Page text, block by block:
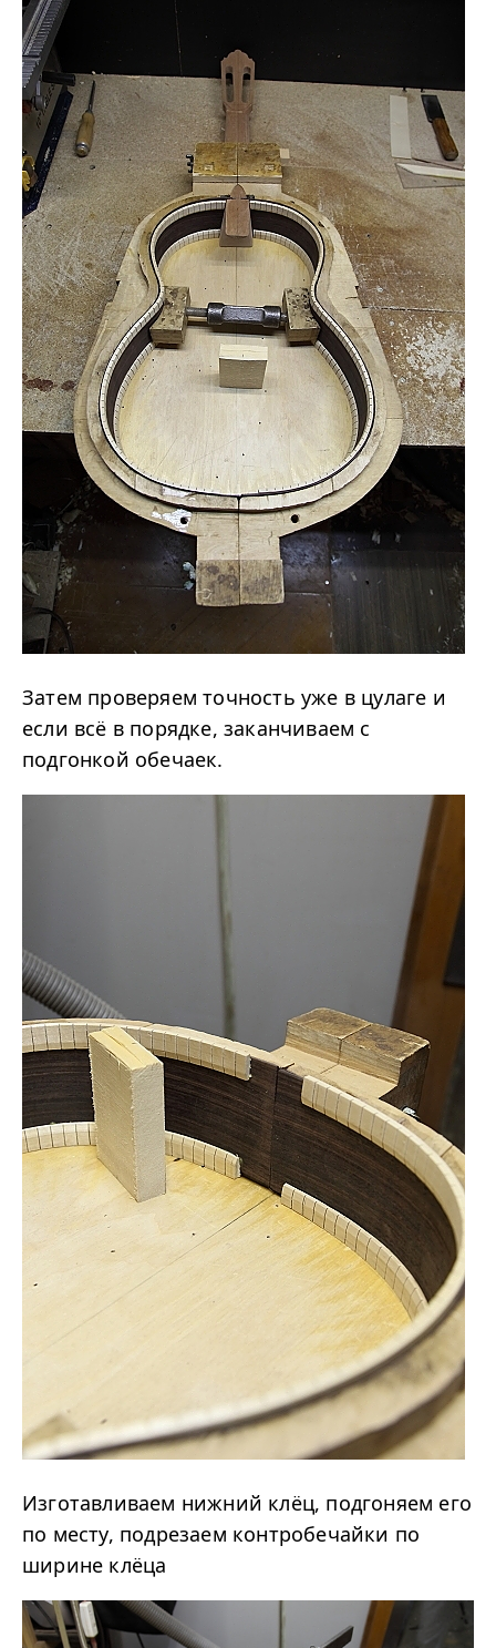
Затем проверяем точность уже в цулаге и
если всё в порядке, заканчиваем с
подгонкой обечаек.
Изготавливаем нижний клёц, подгоняем его
по месту, подрезаем контробечайки по
ширине клёца